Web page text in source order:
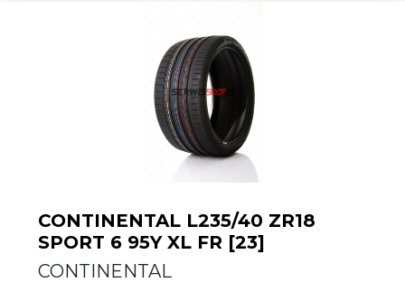
CONTINENTAL L235/40 ZR18
SPORT 6 95Y XL FR [23]
CONTINENTAL